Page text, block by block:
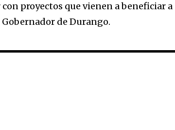
proyectos que vienen a beneficiar a
de Durango.